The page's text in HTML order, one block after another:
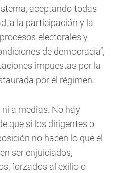
aceptando todas
a la participación y la
electorales y
de democracia”,
impuestas por la
por el régimen.
a medias. No hay
que si los dirigentes o
no hacen lo que el
ser enjuiciados,
forzados al exilio o